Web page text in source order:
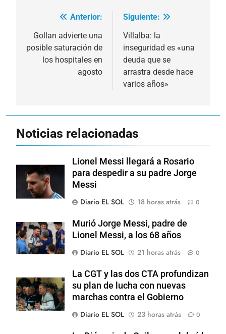
Navegación
de
entradas
Anterior:
Gollan advierte una
posible saturación de
los hospitales en
agosto
Siguiente:
Villalba: la
inseguridad es «una
deuda que se
arrastra desde hace
varios años»
Noticias relacionadas
Lionel Messi llegará a Rosario
para despedir a su padre Jorge
Messi
Diario EL SOL
18 horas atrás 0
Murió Jorge Messi, padre de
Lionel Messi, a los 68 años
Diario EL SOL
21 horas atrás 0
La CGT y las dos CTA profundizan
su plan de lucha con nuevas
marchas contra el Gobierno
Diario EL SOL
23 horas atrás 0